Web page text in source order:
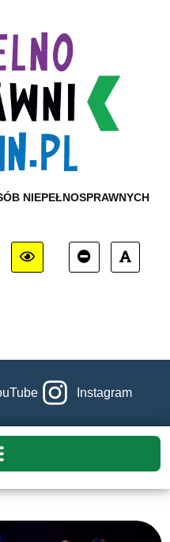
NIEPEŁNOSPRAWNYCH
Instagram